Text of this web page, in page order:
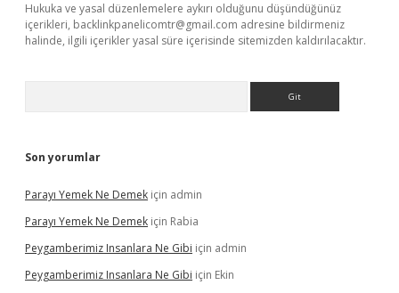
Hukuka ve yasal düzenlemelere aykırı olduğunu düşündüğünüz
içerikleri, backlinkpanelicomtr@gmail.com adresine bildirmeniz
halinde, ilgili içerikler yasal süre içerisinde sitemizden kaldırılacaktır.
Son yorumlar
Parayı Yemek Ne Demek için admin
Parayı Yemek Ne Demek için Rabia
Peygamberimiz Insanlara Ne Gibi için admin
Peygamberimiz Insanlara Ne Gibi için Ekin